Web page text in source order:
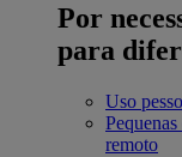
Por
para
Uso
Pequenas
remoto